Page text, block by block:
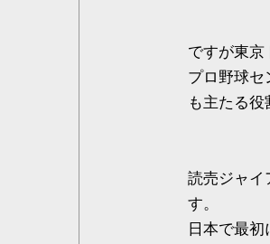
ですが東京
プロ野球セ
も主たる役
読売ジャイ
す。
日本で最